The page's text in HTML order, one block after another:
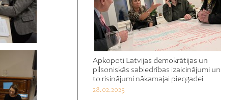
Apkopoti Latvijas demokrātijas un
pilsoniskās sabiedrības izaicinājumi un
to risinājumi nākamajai piecgadei
28.02.2025